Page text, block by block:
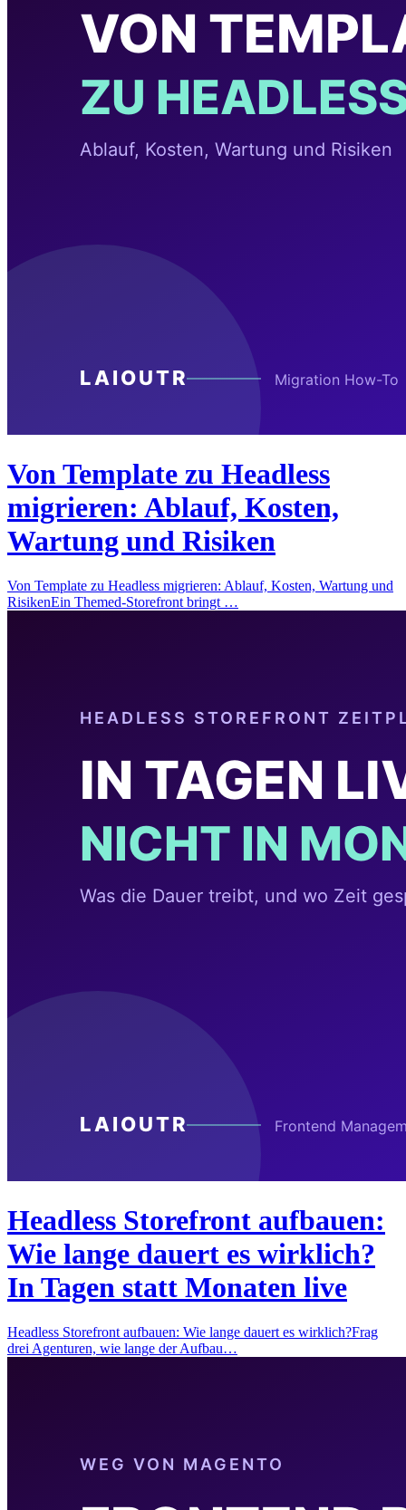
Von Template zu Headless
migrieren: Ablauf, Kosten,
Wartung und Risiken
Von Template zu Headless migrieren: Ablauf, Kosten, Wartung und
RisikenEin Themed-Storefront bringt …
Headless Storefront aufbauen:
Wie lange dauert es wirklich?
In Tagen statt Monaten live
Headless Storefront aufbauen: Wie lange dauert es wirklich?Frag
drei Agenturen, wie lange der Aufbau…